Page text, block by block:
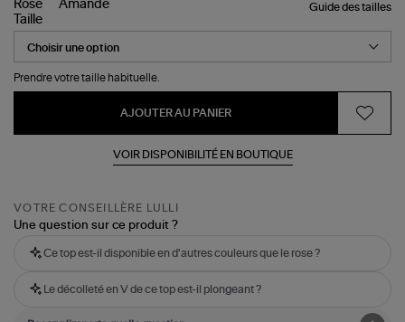
Guide des tailles
Taille
Prendre votre taille habituelle.
AJOUTER AU PANIER
VOIR DISPONIBILITÉ EN BOUTIQUE
VOTRE CONSEILLÈRE LULLI
Une question sur ce produit ?
Ce top est-il disponible en d'autres couleurs que le rose ?
Le décolleté en V de ce top est-il plongeant ?